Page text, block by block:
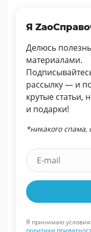
Я
Делюсь
материалами.
рассылку — и
крутые статьи,
и подарки!
*никакого
Я принимаю условия